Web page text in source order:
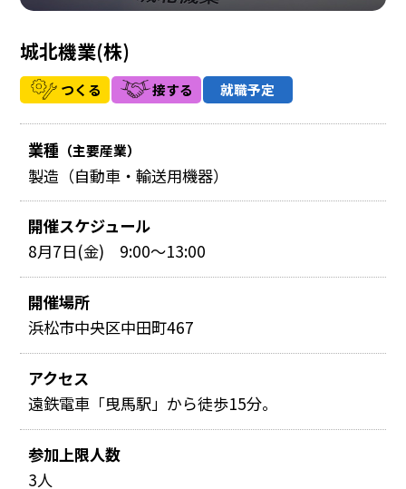
城北機業(株)
つくる 接する 就職予定
業種 （主要産業）
製造（自動車・輸送用機器）
開催スケジュール
8月7日(金) 9:00～13:00
開催場所
浜松市中央区中田町467
アクセス
遠鉄電車「曳馬駅」から徒歩15分。
参加上限人数
3人